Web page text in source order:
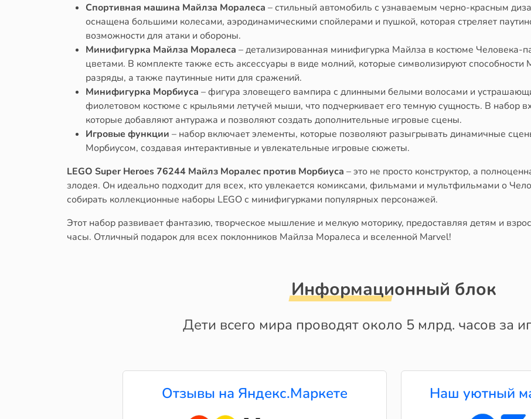
Спортивная машина Майлза Моралеса – стильный автомобиль с узнаваемым черно-красным
оснащена большими колесами, аэродинамическими спойлерами и пушкой, которая стреляет
возможности для атаки и обороны.
Минифигурка Майлза Моралеса – детализированная минифигурка Майлза в костюме Человека-
цветами. В комплекте также есть аксессуары в виде молний, которые символизируют способности
разряды, а также паутинные нити для сражений.
Минифигурка Морбиуса – фигура зловещего вампира с длинными белыми волосами и
фиолетовом костюме с крыльями летучей мыши, что подчеркивает его темную сущность. В набор
которые добавляют антуража и позволяют создать дополнительные игровые сцены.
Игровые функции – набор включает элементы, которые позволяют разыгрывать динамичные
Морбиусом, создавая интерактивные и увлекательные игровые сюжеты.
LEGO Super Heroes 76244 Майлз Моралес против Морбиуса – это не просто конструктор, а
злодея. Он идеально подходит для всех, кто увлекается комиксами, фильмами и мультфильмами о
собирать коллекционные наборы LEGO с минифигурками популярных персонажей.
Этот набор развивает фантазию, творческое мышление и мелкую моторику, предоставляя детям и
часы. Отличный подарок для всех поклонников Майлза Моралеса и вселенной Marvel!
Информационный блок
Дети всего мира проводят около 5 млрд. часов за
Отзывы на Яндекс.Маркете Наш уютный